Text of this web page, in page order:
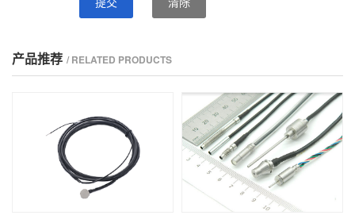
提交 清除
产品推荐 / RELATED PRODUCTS